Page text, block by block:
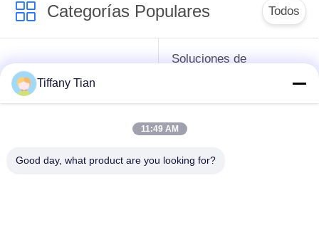
Categorías Populares Todos
Señales digitales
Soluciones de
Señalización con
Tiffany Tian
11:49 AM
Good day, what product are you looking for?